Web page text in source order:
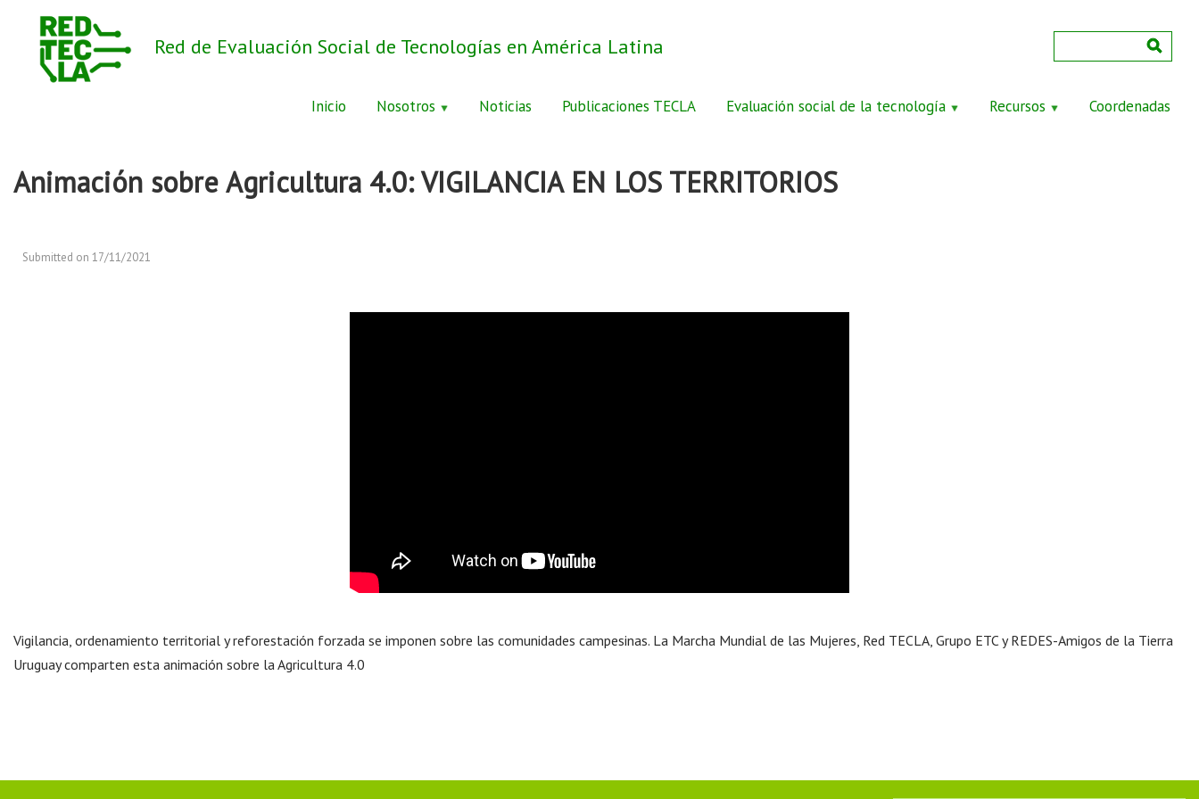
Red de Evaluación Social de Tecnologías en América Latina
Inicio Nosotros Noticias Publicaciones TECLA Evaluación social de la tecnología Recursos Coordenadas
Animación sobre Agricultura 4.0: VIGILANCIA EN LOS TERRITORIOS
Submitted on 17/11/2021
Vigilancia, ordenamiento territorial y reforestación forzada se imponen sobre las comunidades campesinas. La Marcha Mundial de las Mujeres, Red TECLA, Grupo ETC y REDES-Amigos de la Tierra
Uruguay comparten esta animación sobre la Agricultura 4.0